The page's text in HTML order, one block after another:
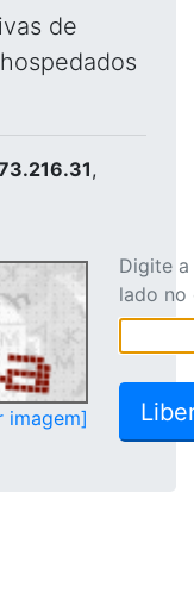
de
,
imagem]
Digite
lado no